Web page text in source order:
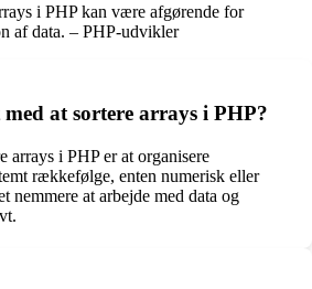
i PHP kan være afgørende for
af data. – PHP-udvikler
at sortere arrays i PHP?
arrays i PHP er at organisere
rækkefølge, enten numerisk eller
nemmere at arbejde med data og